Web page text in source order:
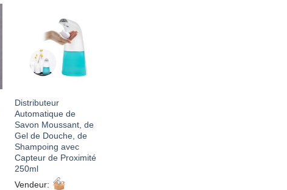
AJOUTER
À MES
FAVORIS
Distributeur
Automatique de
Savon Moussant, de
Gel de Douche, de
Shampoing avec
Capteur de Proximité
250ml
Vendeur: